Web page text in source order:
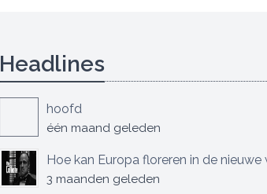
Headlines
hoofd
één maand geleden
3 maanden geleden